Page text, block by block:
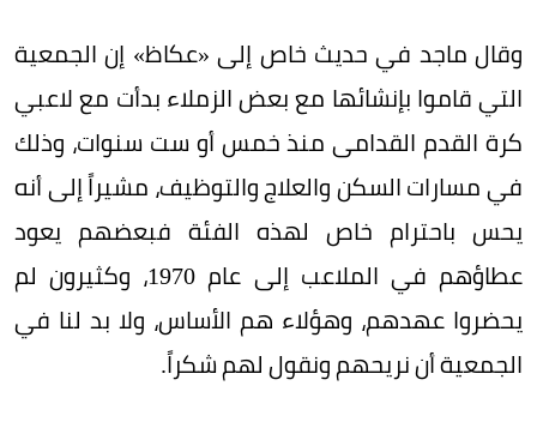
وقال ماجد في حديث خاص إلى «عكاظ» إن الجمعية
التي قاموا بإنشائها مع بعض الزملاء بدأت مع لاعبي
كرة القدم القدامى منذ خمس أو ست سنوات، وذلك
في مسارات السكن والعلاج والتوظيف، مشيراً إلى أنه
يحس باحترام خاص لهذه الفئة فبعضهم يعود
عطاؤهم في الملاعب إلى عام 1970، وكثيرون لم
يحضروا عهدهم، وهؤلاء هم الأساس، ولا بد لنا في
الجمعية أن نريحهم ونقول لهم شكراً.